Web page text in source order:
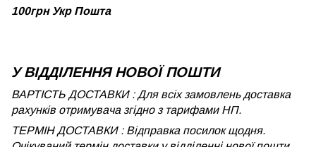
100грн Укр Пошта
У ВІДДІЛЕННЯ НОВОЇ ПОШТИ
ВАРТІСТЬ ДОСТАВКИ : Для всіх замовлень доставка
рахунків отримувача згідно з тарифами НП.
ТЕРМІН ДОСТАВКИ : Відправка посилок щодня.